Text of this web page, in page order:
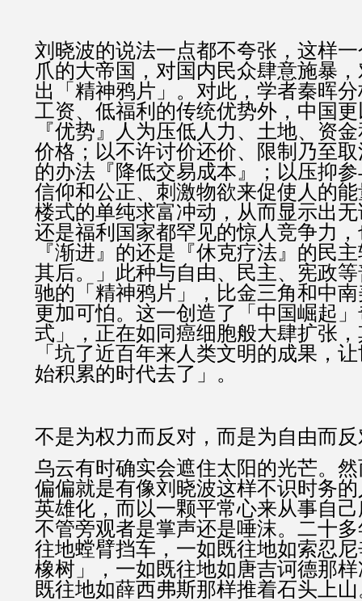
刘晓波的说法一点都不夸张，这样
爪的大帝国，对国内民众肆意施暴
出「精神鸦片」。对此，学者秦晖
工资、低福利的传统优势外，中国
『优势』人为压低人力、土地、资
价格；以不许讨价还价、限制乃至
的办法『降低交易成本』；以压抑
信仰和公正、刺激物欲来促使人的
楼式的单纯求富冲动，从而显示出
还是福利国家都罕见的惊人竞争力
『渐进』的还是『休克疗法』的民
其后。」此种与自由、民主、宪政
驰的「精神鸦片」，比金三角和中
更加可怕。这一创造了「中国崛起
式」，正在如同癌细胞般大肆扩张
「坑了近百年来人类文明的成果，
始积累的时代去了」。
不是为权力而反对，而是为自由而
乌云有时确实会遮住太阳的光芒。
偏偏就是有像刘晓波这样不识时务
英雄化，而以一颗平常心来从事自
不管旁观者是掌声还是唾沫。二十
往地螳臂挡车，一如既往地如索忍
橡树」，一如既往地如唐吉诃德那
既往地如薛西弗斯那样推着石头上